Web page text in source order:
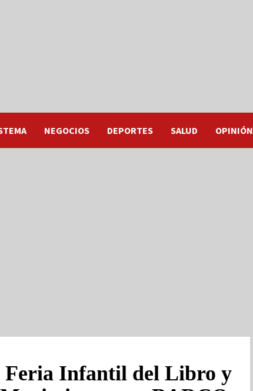
NEGOCIOS DEPORTES SALUD OPINIÓN
Feria Infantil del Libro y